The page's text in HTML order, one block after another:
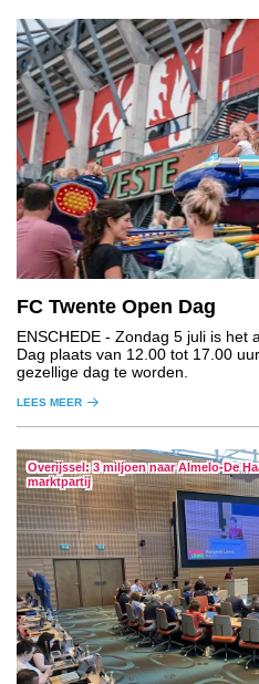
FC Twente Open Dag
ENSCHEDE - Zondag 5 juli is het
Dag plaats van 12.00 tot 17.00
gezellige dag te worden.
LEES MEER
Overijssel: 3 miljoen naar Almelo-De
marktpartij